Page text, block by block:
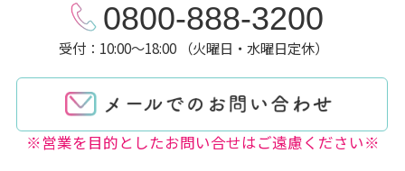
0800-888-3200
受付：10:00～18:00 （火曜日・水曜日定休）
※営業を目的としたお問い合せはご遠慮ください※